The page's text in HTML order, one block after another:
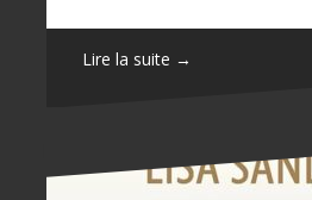
Lire la suite →